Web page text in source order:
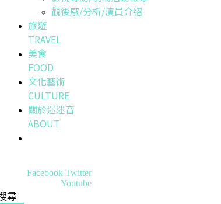
觀後感/分析/演員介紹
旅遊
TRAVEL
美食
FOOD
文化藝術
CULTURE
關於迷迷音
ABOUT
Facebook Twitter
Youtube
尋